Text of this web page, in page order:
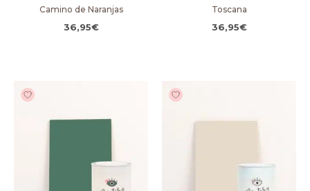
Camino de Naranjas
36,95€
Toscana
36,95€